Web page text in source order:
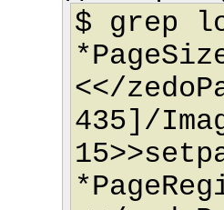
$ grep
<</
435]/